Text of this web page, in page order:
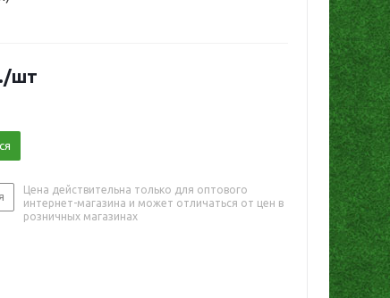
/шт
Цена действительна только для оптового
интернет-магазина и может отличаться от цен в
розничных магазинах